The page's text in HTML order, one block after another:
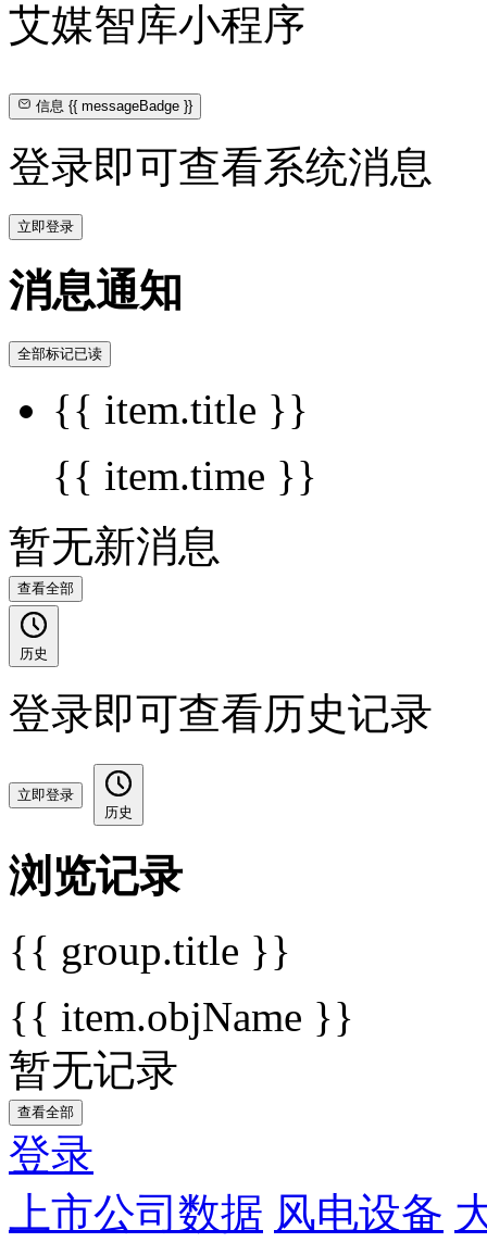
艾媒智库小程序
信息{{ messageBadge }}
登录即可查看系统消息
立即登录
消息通知
全部标记已读
{{ item.title }}
{{ item.time }}
暂无新消息
查看全部
历史
登录即可查看历史记录
立即登录
历史
浏览记录
{{ group.title }}
{{ item.objName }}
暂无记录
查看全部
登录
上市公司数据 风电设备